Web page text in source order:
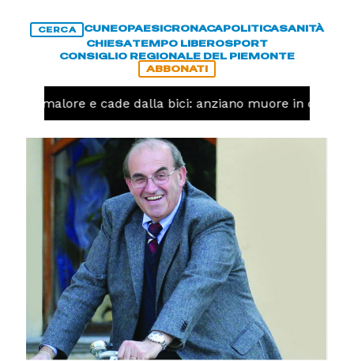
CERCA CUNEOPAESICRONACAPOLITICASANITÀ
CHIESATEMPO LIBEROSPORT
CONSIGLIO REGIONALE DEL PIEMONTE
ABBONATI
un malore e cade dalla bici: anziano muore in corso